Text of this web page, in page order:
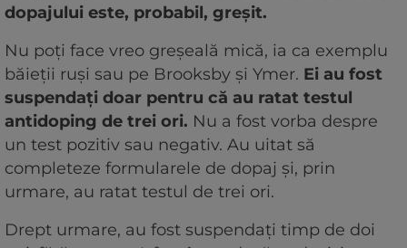
dopajului este, probabil, greșit.
Nu poți face vreo greșeală mică, ia ca exemplu
băieții ruși sau pe Brooksby și Ymer. Ei au fost
suspendați doar pentru că au ratat testul
antidoping de trei ori. Nu a fost vorba despre
un test pozitiv sau negativ. Au uitat să
completeze formularele de dopaj și, prin
urmare, au ratat testul de trei ori.
Drept urmare, au fost suspendați timp de doi